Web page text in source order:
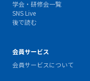
学会・研修会一覧
SNS Live
後で読む
会員サービス
会員サービスについて